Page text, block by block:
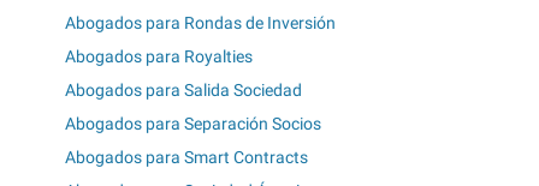
Abogados para Rondas de Inversión
Abogados para Royalties
Abogados para Salida Sociedad
Abogados para Separación Socios
Abogados para Smart Contracts